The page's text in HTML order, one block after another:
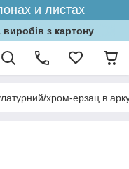
и листах
з картону
хром-ерзац в